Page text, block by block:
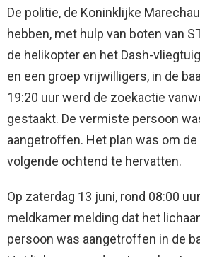
De politie, de Koninklijke
hebben, met hulp van boten van
de helikopter en het Dash-
en een groep vrijwilligers, in de
19:20 uur werd de zoekactie
gestaakt. De vermiste persoon
aangetroffen. Het plan was om
volgende ochtend te hervatten.
Op zaterdag 13 juni, rond 08:00
meldkamer melding dat het
persoon was aangetroffen in de